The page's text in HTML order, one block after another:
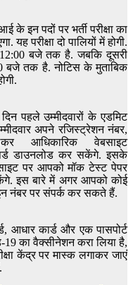
इन पदों पर भर्ती परीक्षा का
परीक्षा दो पालियों में होगी.
बजे तक है. जबकि दूसरी
बजे तक है. नोटिस के मुताबिक
पहले उम्मीदवारों के एडमिट
अपने रजिस्ट्रेशन नंबर,
आधिकारिक वेबसाइट
डाउनलोड कर सकेंगे. इसके
पर आपको मॉक टेस्ट पेपर
इस बारे में अगर आपको कोई
नंबर पर संपर्क कर सकते हैं.
आधार कार्ड और एक पासपोर्ट
का वैक्सीनेशन करा लिया है,
केंद्र पर मास्क लगाकर जाएं